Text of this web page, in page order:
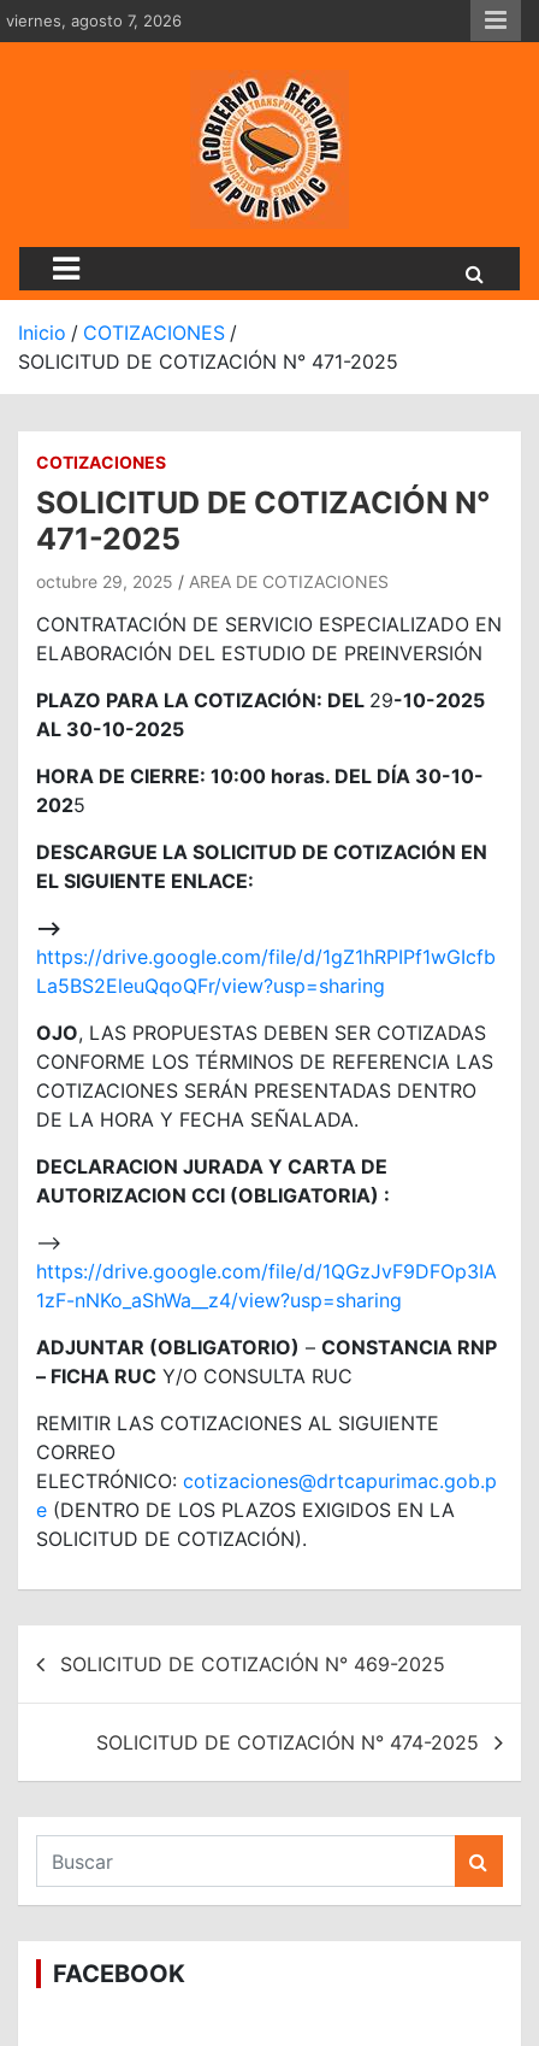
Saltar
al
viernes, agosto 7, 2026
Dirección Regional De
Inicio
COTIZACIONES
SOLICITUD DE COTIZACIÓN N° 471-2025
COTIZACIONES
SOLICITUD DE COTIZACIÓN N°
471-2025
octubre 29, 2025 AREA DE COTIZACIONES
CONTRATACIÓN DE SERVICIO ESPECIALIZADO EN
ELABORACIÓN DEL ESTUDIO DE PREINVERSIÓN
PLAZO PARA LA COTIZACIÓN: DEL 29-10-2025
AL 30-10-2025
HORA DE CIERRE: 10:00 horas. DEL DÍA 30-10-
2025
DESCARGUE LA SOLICITUD DE COTIZACIÓN EN
EL SIGUIENTE ENLACE:
—>
https://drive.google.com/file/d/1gZ1hRPIPf1wGIcfb
La5BS2EleuQqoQFr/view?usp=sharing
OJO, LAS PROPUESTAS DEBEN SER COTIZADAS
CONFORME LOS TÉRMINOS DE REFERENCIA LAS
COTIZACIONES SERÁN PRESENTADAS DENTRO
DE LA HORA Y FECHA SEÑALADA.
DECLARACION JURADA Y CARTA DE
AUTORIZACION CCI (OBLIGATORIA) :
—>
https://drive.google.com/file/d/1QGzJvF9DFOp3IA
1zF-nNKo_aShWa__z4/view?usp=sharing
ADJUNTAR (OBLIGATORIO) – CONSTANCIA RNP
– FICHA RUC Y/O CONSULTA RUC
REMITIR LAS COTIZACIONES AL SIGUIENTE
CORREO
ELECTRÓNICO: cotizaciones@drtcapurimac.gob.p
e (DENTRO DE LOS PLAZOS EXIGIDOS EN LA
SOLICITUD DE COTIZACIÓN).
Navegación
de
entradas
SOLICITUD DE COTIZACIÓN N° 469-2025
SOLICITUD DE COTIZACIÓN N° 474-2025
s
c
a
r
FACEBOOK